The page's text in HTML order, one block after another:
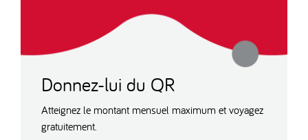
Donnez-lui du QR
Atteignez le montant mensuel maximum et voyagez
gratuitement.